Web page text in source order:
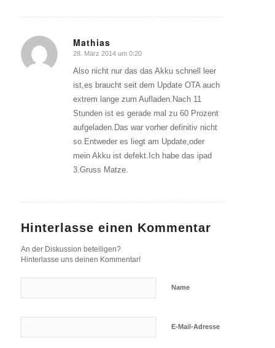
Mathias
sagte:
28. März 2014 um 0:20
Also nicht nur das das Akku schnell leer
ist,es braucht seit dem Update OTA auch
extrem lange zum Aufladen.Nach 11
Stunden ist es gerade mal zu 60 Prozent
aufgeladen.Das war vorher definitiv nicht
so.Entweder es liegt am Update,oder
mein Akku ist defekt.Ich habe das ipad
3.Gruss Matze.
Hinterlasse einen Kommentar
An der Diskussion beteiligen?
Hinterlasse uns deinen Kommentar!
Name
E-Mail-Adresse